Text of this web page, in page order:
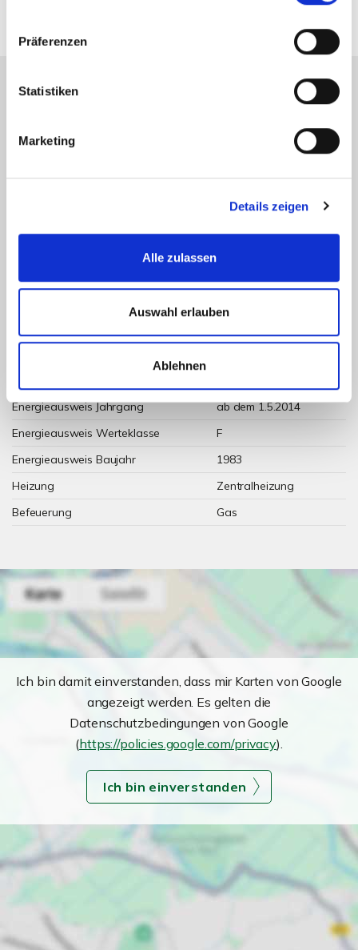
Präferenzen
Statistiken
Marketing
Details zeigen
Alle zulassen
Auswahl erlauben
Ablehnen
Weitere Informationen
Energieausweis Jahrgang
ab dem 1.5.2014
Energieausweis Werteklasse
F
Energieausweis Baujahr
1983
Heizung
Zentralheizung
Befeuerung
Gas
Ich bin damit einverstanden, dass mir Karten von Google
angezeigt werden. Es gelten die
Datenschutzbedingungen von Google
(https://policies.google.com/privacy).
Ich bin einverstanden